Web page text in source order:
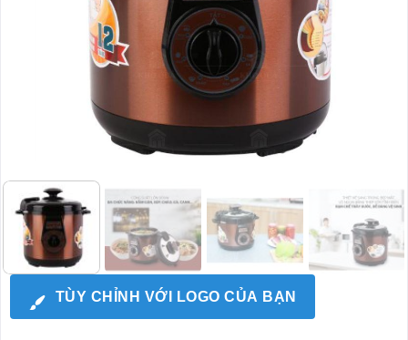
TÙY CHỈNH VỚI LOGO CỦA BẠN